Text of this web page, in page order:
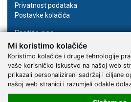
Mi koristimo kolačiće
Koristimo kolačiće i druge tehnologije
vaše korisničko iskustvo na našoj web
prikazali personalizirani sadržaj i ciljane
našoj web stranici i razumjeli odakle
Privatnost podataka
Postavke kolačića
Pratite nas
Facebook
Instagram
Youtube